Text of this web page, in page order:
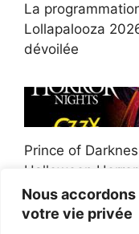
Nous
votre vie privée
La
Lollapalooza
dévoilée
Prince of
Halloween